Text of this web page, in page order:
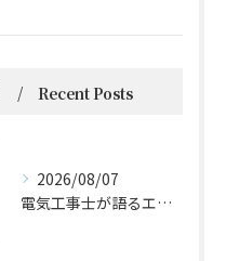
Recent Posts
2026/08/07
電気工事士が語るエアコン技術の極意